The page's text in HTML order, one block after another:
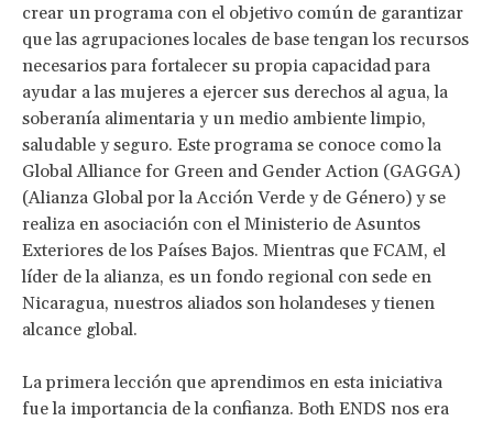
crear un programa con el objetivo común de garantizar
que las agrupaciones locales de base tengan los recursos
necesarios para fortalecer su propia capacidad para
ayudar a las mujeres a ejercer sus derechos al agua, la
soberanía alimentaria y un medio ambiente limpio,
saludable y seguro. Este programa se conoce como la
Global Alliance for Green and Gender Action (GAGGA)
(Alianza Global por la Acción Verde y de Género) y se
realiza en asociación con el Ministerio de Asuntos
Exteriores de los Países Bajos. Mientras que FCAM, el
líder de la alianza, es un fondo regional con sede en
Nicaragua, nuestros aliados son holandeses y tienen
alcance global.
La primera lección que aprendimos en esta iniciativa
fue la importancia de la confianza. Both ENDS nos era